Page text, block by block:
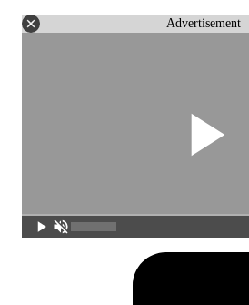
Advertisement